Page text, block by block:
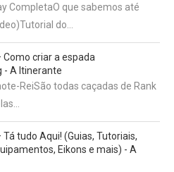
CompletaO que sabemos até
do…
Como criar a espada
- A Itinerante
ReiSão todas caçadas de Rank
Tá tudo Aqui! (Guias, Tutoriais,
Eikons e mais) - A